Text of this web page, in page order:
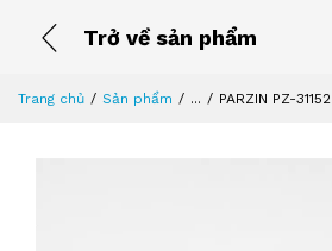
Trở về sản phẩm
Trang chủ Sản phẩm ... PARZIN PZ-31152